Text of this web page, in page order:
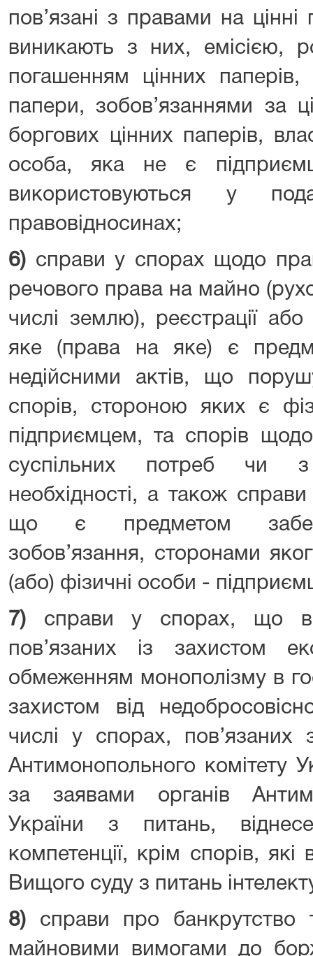
пов’язані з правами на
виникають з них, емісією,
погашенням цінних
папери, зобов’язаннями за
боргових цінних паперів,
особа, яка не є
використовуються у
правовідносинах;
6) справи у спорах щодо
речового права на майно
числі землю), реєстрації
яке (права на яке) є
недійсними актів, що
спорів, стороною яких є
підприємцем, та спорів
суспільних потреб чи з
необхідності, а також
що є предметом
зобов’язання, сторонами
(або) фізичні особи -
7) справи у спорах, що
пов’язаних із захистом
обмеженням монополізму в
захистом від
числі у спорах,
Антимонопольного комітету
за заявами органів
України з питань,
компетенції, крім спорів, які
Вищого суду з питань
8) справи про
майновими вимогами до